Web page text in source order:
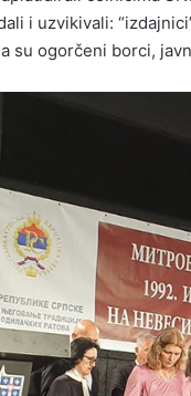
i uzvikivali:
su ogorčeni borci,